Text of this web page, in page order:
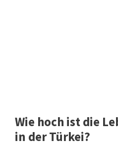
Wie hoch ist die
in der Türkei?